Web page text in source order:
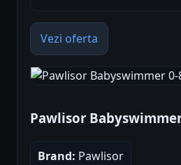
Vezi oferta
Pawlisor
Brand: Pawlisor